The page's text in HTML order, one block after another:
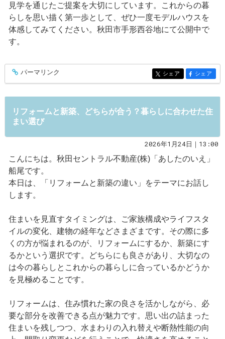
見学を通じたご提案を大切にしています。これからの暮
らしを思い描く第一歩として、ぜひ一度モデルハウスを
体感してみてください。秋田市手形西谷地にて公開中で
す。
entry567
パーマリンク entry567
シェア entry567
シェア
リフォームと新築、どちらが合う？暮らしに合わせた住
まい選び
2026年1月24日｜13:00
こんにちは。秋田セントラル不動産(株)「あしたのいえ」
船尾です。
本日は、「リフォームと新築の違い」をテーマにお話し
します。
住まいを見直すタイミングは、ご家族構成やライフスタ
イルの変化、建物の経年などさまざまです。その際に多
くの方が悩まれるのが、リフォームにするか、新築にす
るかという選択です。どちらにも良さがあり、大切なの
は今の暮らしとこれからの暮らしに合っているかどうか
を見極めることです。
リフォームは、住み慣れた家の良さを活かしながら、必
要な部分を改善できる点が魅力です。思い出の詰まった
住まいを残しつつ、水まわりの入れ替えや断熱性能の向